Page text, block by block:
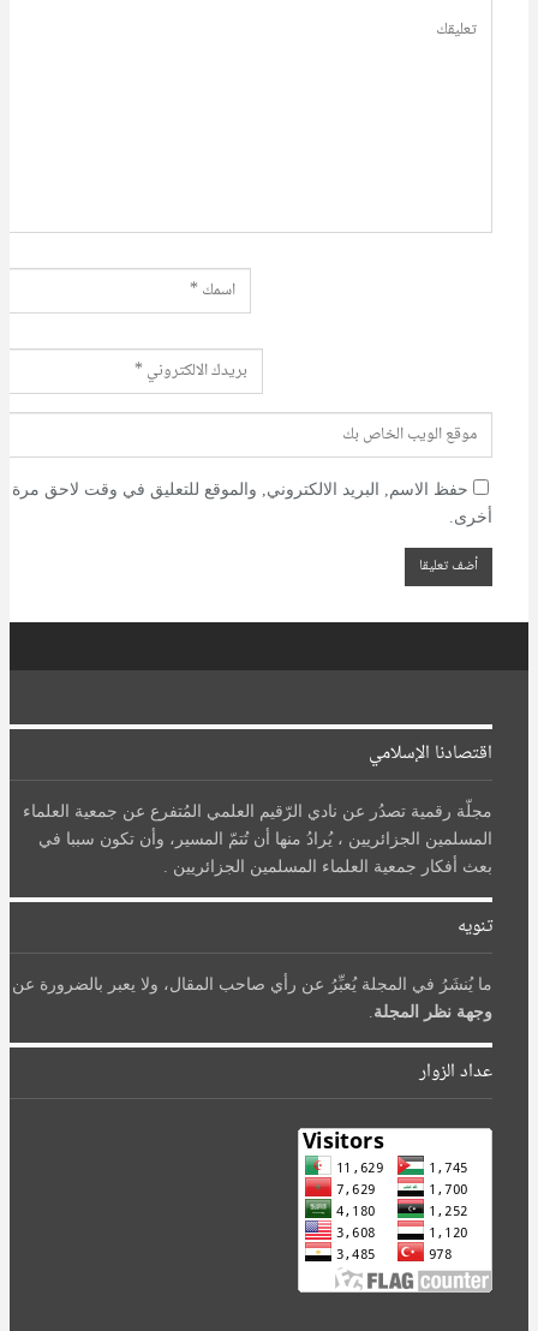
حفظ الاسم, البريد الالكتروني, والموقع للتعليق في وقت لاحق مرة
أخرى.
اقتصادنا الإسلامي
مجلّة رقمية تصدُر عن نادي الرّقيم العلمي المُتفرع عن جمعية العلماء
المسلمين الجزائريين ، يُرادُ منها أن تُتمّ المسير، وأن تكون سببا في
بعث أفكار جمعية العلماء المسلمين الجزائريين .
تنويه
ما يُنشَرُ في المجلة يُعبِّرُ عن رأي صاحب المقال، ولا يعبر بالضرورة عن
وجهة نظر المجلة.
عداد الزوار